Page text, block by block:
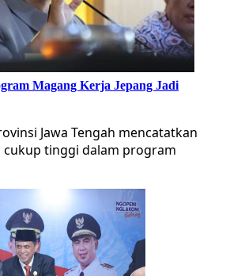
Magang Kerja Jepang Jadi
Jawa Tengah mencatatkan
cukup tinggi dalam program